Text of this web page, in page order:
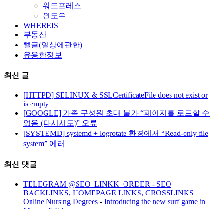
워드프레스
윈도우
WHEREIS
부동산
뻘글(일상에관한)
유용한정보
최신 글
[HTTPD] SELINUX & SSLCertificateFile does not exist or
is empty
[GOOGLE] 가족 구성원 초대 불가 “페이지를 로드할 수
없음 (다시시도)” 오류
[SYSTEMD] systemd + logrotate 환경에서 “Read-only file
system” 에러
최신 댓글
TELEGRAM @SEO_LINKK_ORDER - SEO
BACKLINKS, HOMEPAGE LINKS, CROSSLINKS -
Online Nursing Degrees - Introducing the new surf game in